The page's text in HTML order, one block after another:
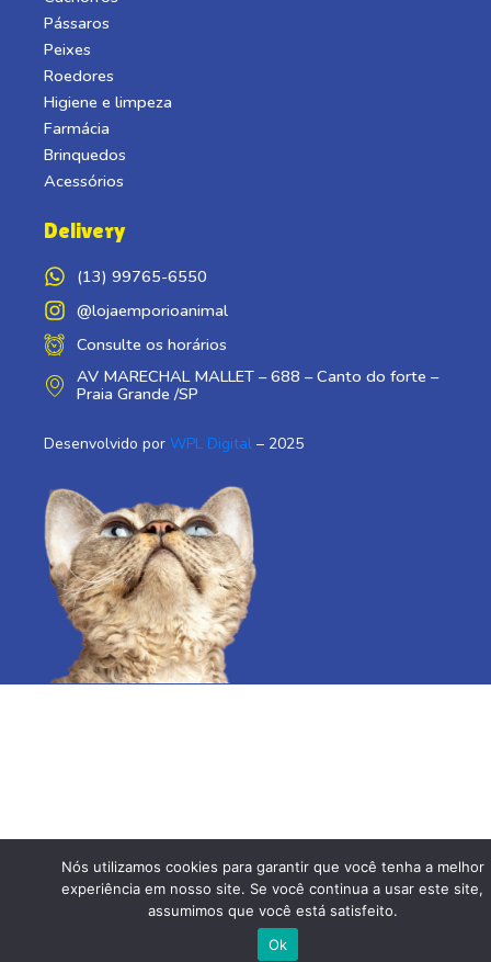
Pássaros
Peixes
Roedores
Higiene e limpeza
Farmácia
Brinquedos
Acessórios
Delivery
(13) 99765-6550
@lojaemporioanimal
Consulte os horários
AV MARECHAL MALLET – 688 – Canto do forte –
Praia Grande /SP
Desenvolvido por WPL Digital – 2025
Nós utilizamos cookies para garantir que você tenha a melhor
experiência em nosso site. Se você continua a usar este site,
assumimos que você está satisfeito.
Ok